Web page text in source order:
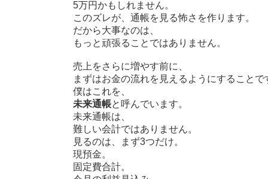
5万円かもしれません。
このズレが、通帳を見る怖さを作ります。
だから大事なのは、
もっと頑張ることではありません。
売上をさらに増やす前に、
まずはお金の流れを見えるようにすることで
僕はこれを、
未来通帳と呼んでいます。
未来通帳は、
難しい会計ではありません。
見るのは、まず3つだけ。
現預金。
固定費合計。